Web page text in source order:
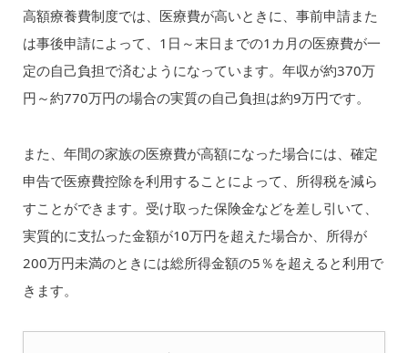
高額療養費制度では、医療費が高いときに、事前申請また
は事後申請によって、1日～末日までの1カ月の医療費が一
定の自己負担で済むようになっています。年収が約370万
円～約770万円の場合の実質の自己負担は約9万円です。
また、年間の家族の医療費が高額になった場合には、確定
申告で医療費控除を利用することによって、所得税を減ら
すことができます。受け取った保険金などを差し引いて、
実質的に支払った金額が10万円を超えた場合か、所得が
200万円未満のときには総所得金額の5％を超えると利用で
きます。